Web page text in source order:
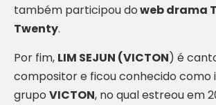
também participou doweb drama
Twenty.
Por fim, LIM SEJUN (VICTON) é
compositor e ficou conhecido como
grupo VICTON, no qual estreou em